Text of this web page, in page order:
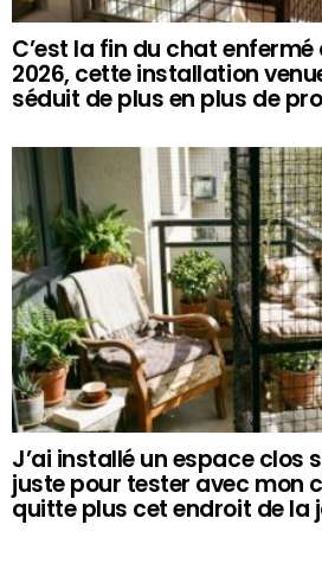
C’est la fin du chat enfermé
2026, cette installation
séduit de plus en plus de
J’ai installé un espace clos
juste pour tester avec mon
quitte plus cet endroit de la